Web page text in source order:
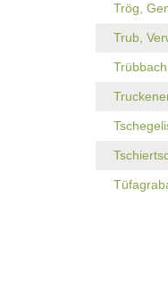
Trög,
Trub,